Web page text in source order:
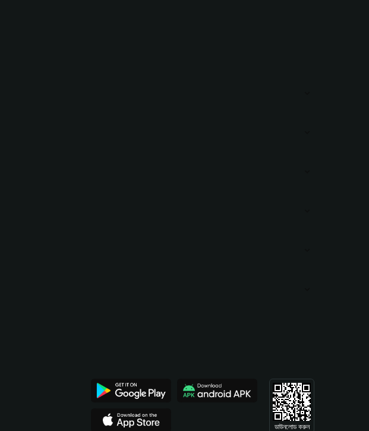
ডাউনলোড করুন